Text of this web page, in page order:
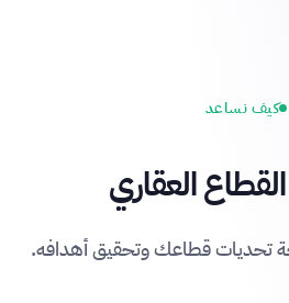
كيف نساعد
القطاع العقاري
تحديات قطاعك وتحقيق أهدافه.